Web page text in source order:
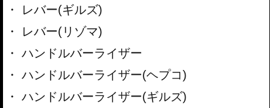
レバー(ギルズ)
レバー(リゾマ)
ハンドルバーライザー
ハンドルバーライザー(ヘプコ)
ハンドルバーライザー(ギルズ)